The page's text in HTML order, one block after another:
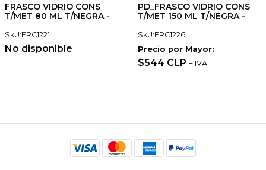
FRASCO VIDRIO CONS
T/MET 80 ML T/NEGRA -
SkU:FRC1221
No disponible
PD_FRASCO VIDRIO CONS
T/MET 150 ML T/NEGRA -
SkU:FRC1226
Precio por Mayor:
$544 CLP + IVA